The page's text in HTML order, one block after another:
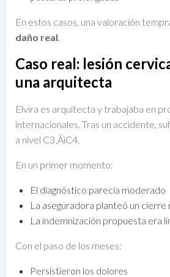
En estos casos, una valoración
daño real.
Caso real: lesión
una arquitecta
Elvira es arquitecta y trabajaba en
internacionales. Tras un accidente,
a nivel C3‚ÄìC4.
En un primer momento:
El diagnóstico parecía moderado
La aseguradora planteó un cierre
La indemnización propuesta era
Con el paso de los meses:
Persistieron los dolores